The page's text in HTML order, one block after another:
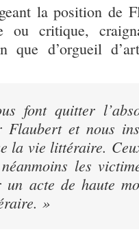
la position de
ou critique,
que d’orgueil
font quitter
Flaubert et nous
la vie littéraire.
les
acte de haute
»